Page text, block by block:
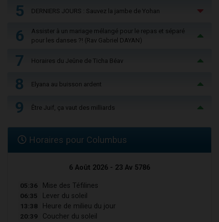
5 DERNIERS JOURS : Sauvez la jambe de Yohan
6
Assister à un mariage mélangé pour le repas et séparé
pour les danses ?! (Rav Gabriel DAYAN)
7 Horaires du Jeûne de Ticha Béav
8 Elyana au buisson ardent
9 Être Juif, ça vaut des milliards
Horaires pour Columbus
6 Août 2026 - 23 Av 5786
05:36 Mise des Téfilines
06:35 Lever du soleil
13:38 Heure de milieu du jour
20:39 Coucher du soleil